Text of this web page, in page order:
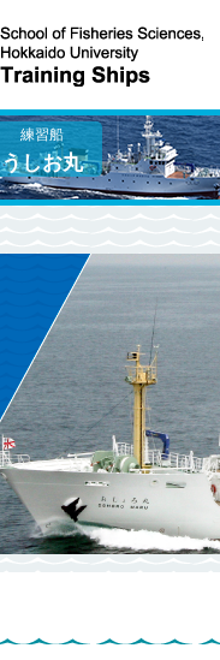
練習船
うしお丸
設備紹介
一般配置図・機器配置図
お知らせ